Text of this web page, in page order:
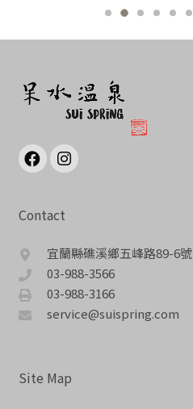
Contact
宜蘭縣礁溪鄉五峰路89-6號
03-988-3566
03-988-3166
service@suispring.com
Site Map